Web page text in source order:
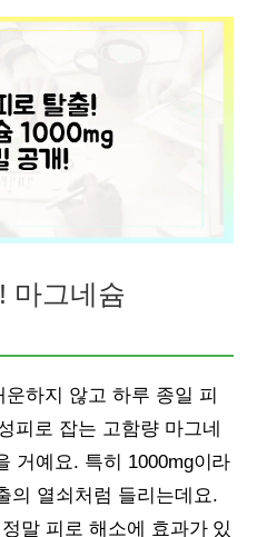
마그네슘
하지 않고 하루 종일 피
피로 잡는 고함량 마그네
거예요. 특히 1000mg이라
의 열쇠처럼 들리는데요.
말 피로 해소에 효과가 있